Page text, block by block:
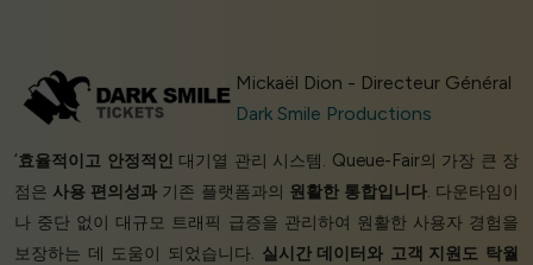
Mickaël Dion - Directeur Général
Dark Smile Productions
‘효율적이고 안정적인 대기열 관리 시스템. Queue-Fair의 가장 큰 장
점은사용 편의성과기존 플랫폼과의 원활한 통합입니다. 다운타임이
나 중단 없이 대규모 트래픽 급증을 관리하여 원활한 사용자 경험을
보장하는 데 도움이 되었습니다. 실시간 데이터와 고객 지원도 탁월